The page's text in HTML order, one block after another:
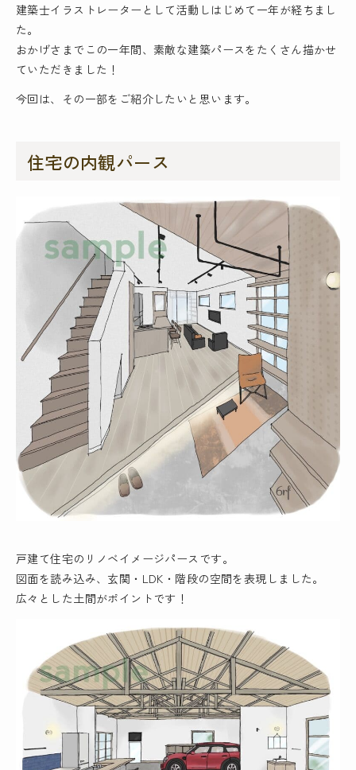
建築士イラストレーター として活動しはじめて一年が経ちまし
た。
おかげさまでこの一年間、素敵な建築パースをたくさん描かせ
ていただきました！
今回は、その一部をご紹介したいと思います。
住宅の内観パース
戸建て住宅のリノベイメージパースです。
図面を読み込み、玄関・LDK・階段の空間を表現しました。
広々とした土間がポイントです！